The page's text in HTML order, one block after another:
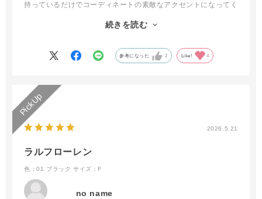
持っているだけでコーディネートの素敵なアクセントになってく
く、カジュアルになりすぎない高級感があるのもお気に入りで
レインバッグというだけあって水弾きが素晴らしく、雨の日の通
けます。
バッグ自体が軽くて体になじみやすく、マチもしっかりあるた
め、見た目以上に荷物がたくさん入って使い勝手は抜群です。雨
の日はもちろん、晴れの日でも普段使いしたくなるほどクオリテ
続きを読む
参考になった 2 Like! 4
2026.5.21
ラルフローレン
色：01.ブラック サイズ：F
no name